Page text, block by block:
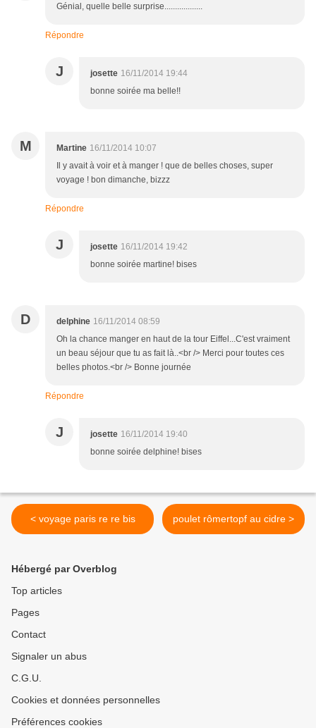
Génial, quelle belle surprise..................
Répondre
J josette 16/11/2014 19:44
bonne soirée ma belle!!
M Martine 16/11/2014 10:07
Il y avait à voir et à manger ! que de belles choses, super
voyage ! bon dimanche, bizzz
Répondre
J josette 16/11/2014 19:42
bonne soirée martine! bises
D delphine 16/11/2014 08:59
Oh la chance manger en haut de la tour Eiffel...C'est vraiment
un beau séjour que tu as fait là..<br /> Merci pour toutes ces
belles photos.<br /> Bonne journée
Répondre
J josette 16/11/2014 19:40
bonne soirée delphine! bises
< voyage paris re re bis poulet rômertopf au cidre >
Hébergé par Overblog
Top articles
Pages
Contact
Signaler un abus
C.G.U.
Cookies et données personnelles
Préférences cookies